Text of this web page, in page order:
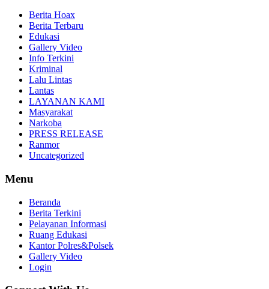
Berita Hoax
Berita Terbaru
Edukasi
Gallery Video
Info Terkini
Kriminal
Lalu Lintas
Lantas
LAYANAN KAMI
Masyarakat
Narkoba
PRESS RELEASE
Ranmor
Uncategorized
Menu
Beranda
Berita Terkini
Pelayanan Informasi
Ruang Edukasi
Kantor Polres&Polsek
Gallery Video
Login